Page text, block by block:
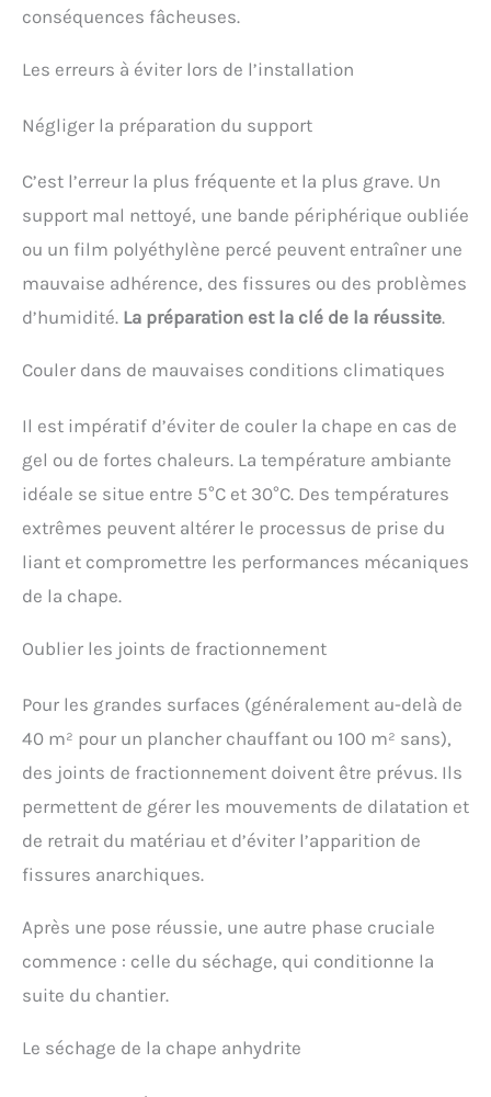
conséquences fâcheuses.
Les erreurs à éviter lors de l’installation
Négliger la préparation du support
C’est l’erreur la plus fréquente et la plus grave. Un
support mal nettoyé, une bande périphérique oubliée
ou un film polyéthylène percé peuvent entraîner une
mauvaise adhérence, des fissures ou des problèmes
d’humidité. La préparation est la clé de la réussite.
Couler dans de mauvaises conditions climatiques
Il est impératif d’éviter de couler la chape en cas de
gel ou de fortes chaleurs. La température ambiante
idéale se situe entre 5°C et 30°C. Des températures
extrêmes peuvent altérer le processus de prise du
liant et compromettre les performances mécaniques
de la chape.
Oublier les joints de fractionnement
Pour les grandes surfaces (généralement au-delà de
40 m² pour un plancher chauffant ou 100 m² sans),
des joints de fractionnement doivent être prévus. Ils
permettent de gérer les mouvements de dilatation et
de retrait du matériau et d’éviter l’apparition de
fissures anarchiques.
Après une pose réussie, une autre phase cruciale
commence : celle du séchage, qui conditionne la
suite du chantier.
Le séchage de la chape anhydrite